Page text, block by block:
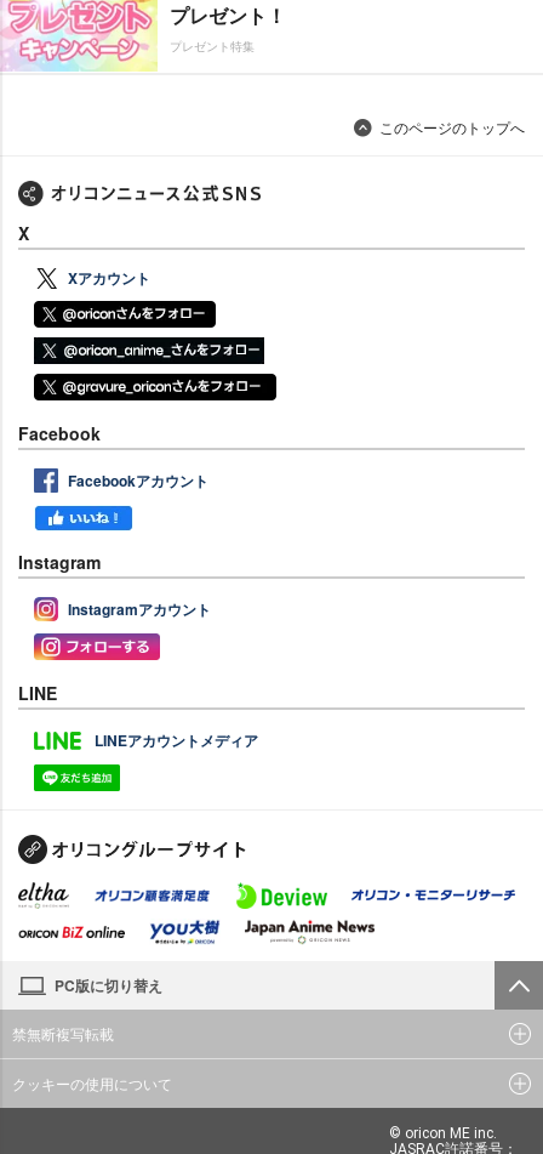
プレゼント！
プレゼント特集
このページのトップへ
X
Xアカウント
Facebook
Facebookアカウント
Instagram
Instagramアカウント
LINE
LINEアカウントメディア
PC版に切り替え
禁無断複写転載
クッキーの使用について
© oricon ME inc.
JASRAC許諾番号：